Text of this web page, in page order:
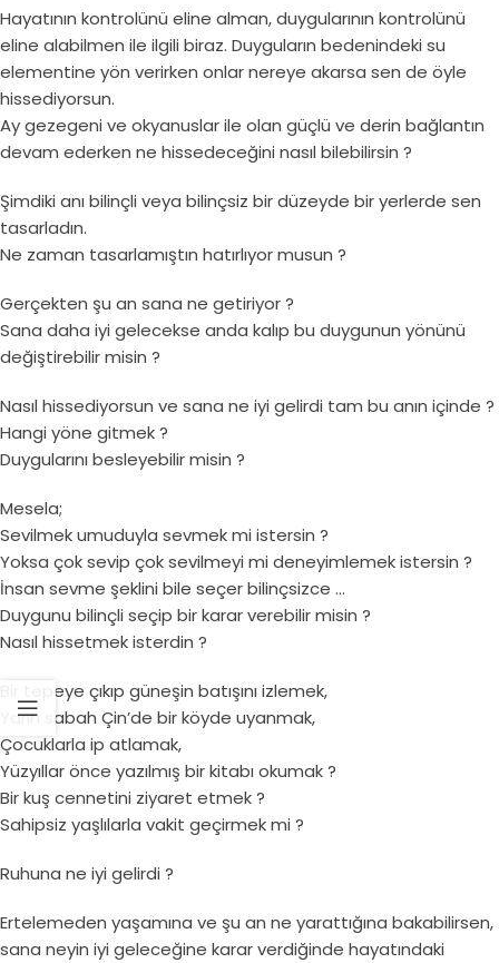
Hayatının kontrolünü eline alman, duygularının kontrolünü
eline alabilmen ile ilgili biraz. Duyguların bedenindeki su
elementine yön verirken onlar nereye akarsa sen de öyle
hissediyorsun.
Ay gezegeni ve okyanuslar ile olan güçlü ve derin bağlantın
devam ederken ne hissedeceğini nasıl bilebilirsin ?
Şimdiki anı bilinçli veya bilinçsiz bir düzeyde bir yerlerde sen
tasarladın.
Ne zaman tasarlamıştın hatırlıyor musun ?
Gerçekten şu an sana ne getiriyor ?
Sana daha iyi gelecekse anda kalıp bu duygunun yönünü
değiştirebilir misin ?
Nasıl hissediyorsun ve sana ne iyi gelirdi tam bu anın içinde ?
Hangi yöne gitmek ?
Duygularını besleyebilir misin ?
Mesela;
Sevilmek umuduyla sevmek mi istersin ?
Yoksa çok sevip çok sevilmeyi mi deneyimlemek istersin ?
İnsan sevme şeklini bile seçer bilinçsizce …
Duygunu bilinçli seçip bir karar verebilir misin ?
Nasıl hissetmek isterdin ?
Bir tepeye çıkıp güneşin batışını izlemek,
Yarın sabah Çin’de bir köyde uyanmak,
Çocuklarla ip atlamak,
Yüzyıllar önce yazılmış bir kitabı okumak ?
Bir kuş cennetini ziyaret etmek ?
Sahipsiz yaşlılarla vakit geçirmek mi ?
Ruhuna ne iyi gelirdi ?
Ertelemeden yaşamına ve şu an ne yarattığına bakabilirsen,
sana neyin iyi geleceğine karar verdiğinde hayatındaki